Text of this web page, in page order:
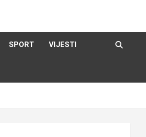
SPORT VIJESTI